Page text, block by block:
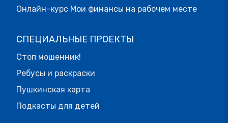
Онлайн-курс Мои финансы на рабочем месте
СПЕЦИАЛЬНЫЕ ПРОЕКТЫ
Стоп мошенник!
Ребусы и раскраски
Пушкинская карта
Подкасты для детей